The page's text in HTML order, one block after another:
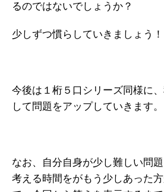
るのではないでしょうか？
少しずつ慣らしていきましょう！
今後は１桁５口シリーズ同様に
して問題をアップしていきます。
なお、自分自身が少し難しい問題
考える時間をがもう少しあった